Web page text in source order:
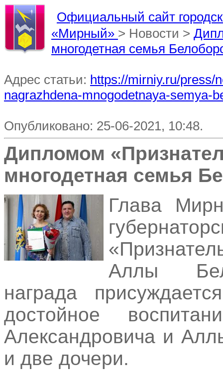
Официальный сайт
«Мирный» > Новости >
многодетная семья
Адрес статьи: https://mirniy.ru/press/
nagrazhdena-mnogodetnaya-semya-
Опубликовано: 25-06-2021, 10:48.
Дипломом
многодетная семья
Глава
Аллы
награда
достойное
Александровича и
и две дочери.